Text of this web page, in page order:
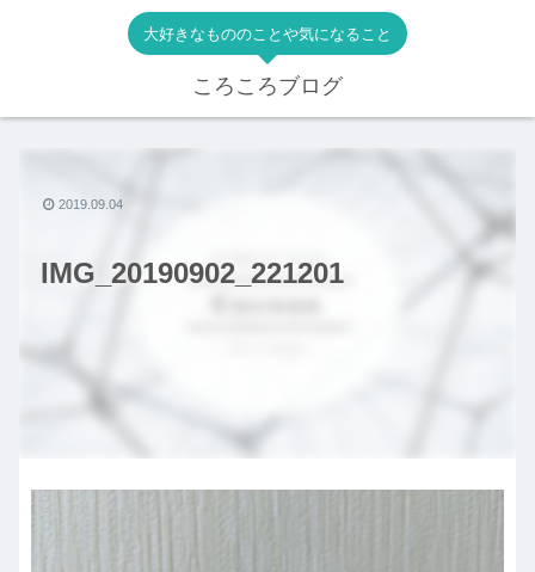
大好きなもののことや気になること
ころころブログ
IMG_20190902_221201
2019.09.04